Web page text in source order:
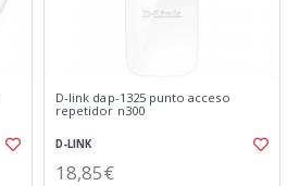
D-link dap-1325 punto acceso
repetidor n300
D-LINK
18,85€